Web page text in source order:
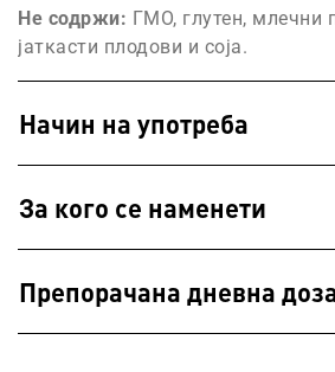
Не содржи: ГМО, глутен, млечни
јаткасти плодови и соја.
Начин на употреба
За кого се наменети
Препорачана дневна